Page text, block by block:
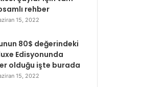
rehber
15, 2022
80$ değerindeki
Edisyonunda
olduğu işte burada
15, 2022